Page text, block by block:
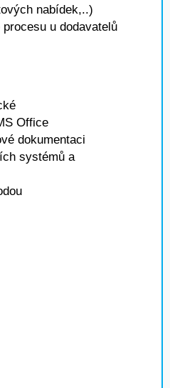
nabídek,..)
u dodavatelů
Office
dokumentaci
systémů a